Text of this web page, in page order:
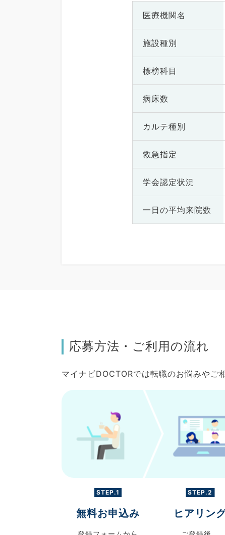
医療機関名
施設種別
標榜科目
病床数
カルテ種別
救急指定
学会認定状況
一日の平均来院数
応募方法・ご利用の流れ
マイナビDOCTORでは転職のお悩みやご
STEP.1
無料お申込み
STEP.2
ヒアリン